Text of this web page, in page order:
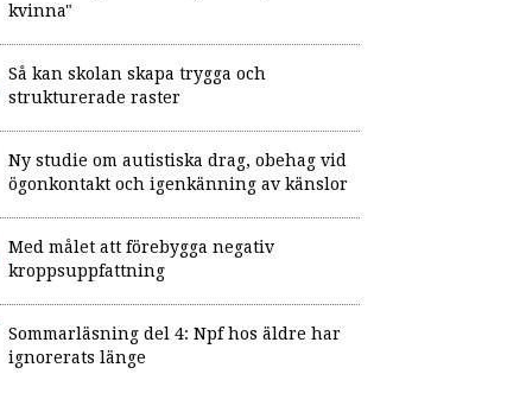
kvinna"
Så kan skolan skapa trygga och
strukturerade raster
Ny studie om autistiska drag, obehag vid
ögonkontakt och igenkänning av känslor
Med målet att förebygga negativ
kroppsuppfattning
Sommarläsning del 4: Npf hos äldre har
ignorerats länge